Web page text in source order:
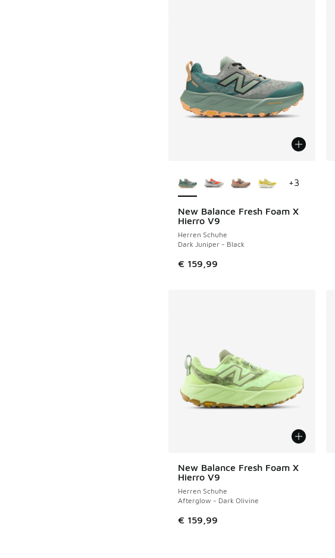
New Balance Fresh Foam X
Hierro V9
Herren Schuhe
Dark Juniper - Black
€ 159,99
+3
New Balance Fresh Foam X
Hierro V9
Herren Schuhe
Afterglow - Dark Olivine
€ 159,99